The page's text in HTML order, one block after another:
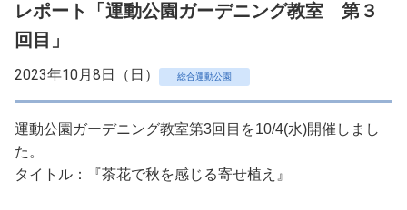
レポート「運動公園ガーデニング教室 第３
回目」
2023年10月8日（日） 総合運動公園
運動公園ガーデニング教室第3回目を10/4(水)開催しまし
た。
タイトル：『茶花で秋を感じる寄せ植え』